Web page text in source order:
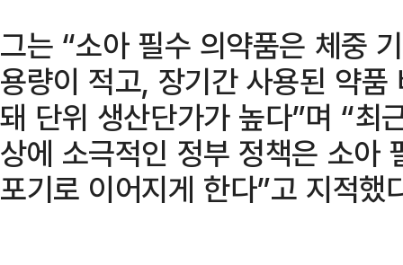
그는 “소아 필수 의약품은 체중
용량이 적고, 장기간 사용된 약
돼 단위 생산단가가 높다”며 “최
상에 소극적인 정부 정책은 소아
포기로 이어지게 한다”고 지적했